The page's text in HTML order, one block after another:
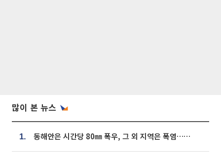
많이 본 뉴스
1. 동해안은 시간당 80㎜ 폭우, 그 외 지역은 폭염…‘극과 극 날씨’